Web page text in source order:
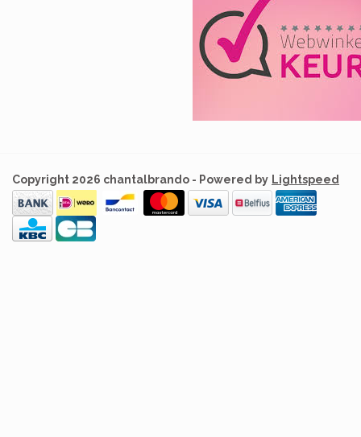
Copyright 2026 chantalbrando - Powered by Lightspeed